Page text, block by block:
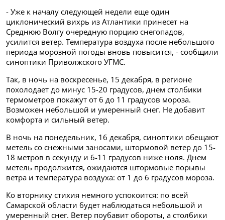
- Уже к началу следующей недели еще один
циклонический вихрь из Атлантики принесет на
Среднюю Волгу очередную порцию снегопадов,
усилится ветер. Температура воздуха после небольшого
периода морозной погоды вновь повысится, - сообщили
синоптики Приволжского УГМС.
Так, в ночь на воскресенье, 15 декабря, в регионе
похолодает до минус 15-20 градусов, днем столбики
термометров покажут от 6 до 11 градусов мороза.
Возможен небольшой и умеренный снег. Не добавит
комфорта и сильный ветер.
В ночь на понедельник, 16 декабря, синоптики обещают
метель со снежными заносами, штормовой ветер до 15-
18 метров в секунду и 6-11 градусов ниже ноля. Днем
метель продолжится, ожидаются штормовые порывы
ветра и температура воздуха: от 1 до 6 градусов мороза.
Ко вторнику стихия немного успокоится: по всей
Самарской области будет наблюдаться небольшой и
умеренный снег. Ветер поубавит обороты, а столбики